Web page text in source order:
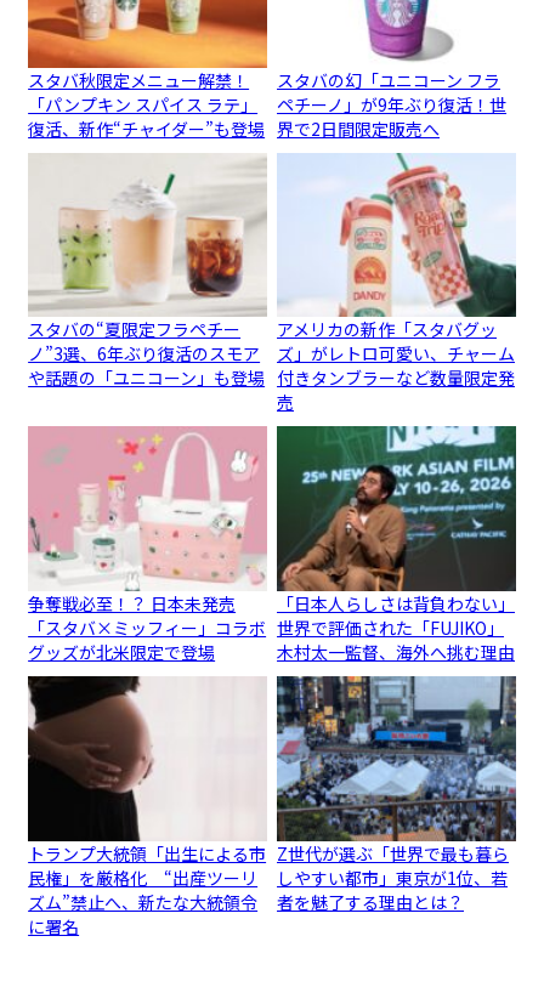
スタバ秋限定メニュー解禁！
「パンプキン スパイス ラテ」
復活、新作“チャイダー”も登場
スタバの幻「ユニコーン フラ
ペチーノ」が9年ぶり復活！世
界で2日間限定販売へ
スタバの“夏限定フラペチー
ノ”3選、6年ぶり復活のスモア
や話題の「ユニコーン」も登場
アメリカの新作「スタバグッ
ズ」がレトロ可愛い、チャーム
付きタンブラーなど数量限定発
売
争奪戦必至！？ 日本未発売
「スタバ×ミッフィー」コラボ
グッズが北米限定で登場
「日本人らしさは背負わない」
世界で評価された「FUJIKO」
木村太一監督、海外へ挑む理由
トランプ大統領「出生による市
民権」を厳格化 “出産ツーリ
ズム”禁止へ、新たな大統領令
に署名
Z世代が選ぶ「世界で最も暮ら
しやすい都市」東京が1位、若
者を魅了する理由とは？